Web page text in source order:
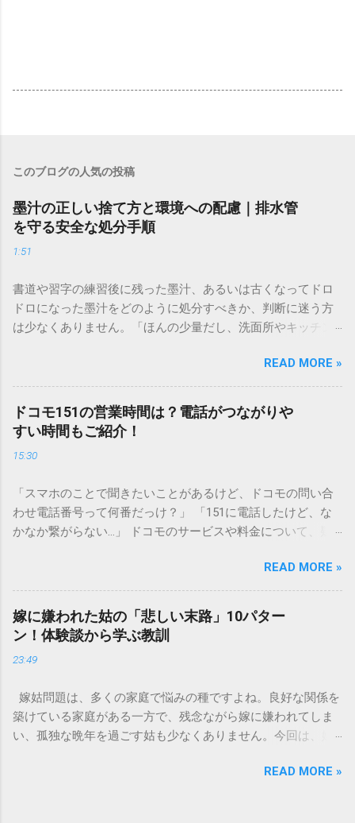
このブログの人気の投稿
墨汁の正しい捨て方と環境への配慮｜排水管
を守る安全な処分手順
1:51
書道や習字の練習後に残った墨汁、あるいは古くなってドロ
ドロになった墨汁をどのように処分すべきか、判断に迷う方
は少なくありません。「ほんの少量だし、洗面所やキッチン
と、実は予期せぬトラブルを招く原因となります。 墨汁は、
一般的な生活排水とは性質が大きく異なります。そのまま排
水口へ流すことは環境負荷だけでなく、ご自宅の排水設備を
傷める可能性も高いため、非常に危険です。この記事では、
墨汁を安全かつ環境に優しい方法で処分するための手順と、
容器を適切に分別する方法を徹底解説します。 墨汁を「排水
す）」と「膠（にかわ）」、そして水です。これらは非常に
微細かつ独特の粘性を持っているため、下水処理や配管維持
の観点から以下の問題が発生します。 1. 環境への深刻な負荷
施設であっても、これらの微粒子を完全に分解・除去するこ
とは容易ではありません。大量に流し続けると河川や海まで
到達し、水質の濁りや生態系へ悪影響を及ぼすリスクがあり
ます。 2. 排水管の詰まりと劣化 墨汁の粘度を保っている「膠
め、深刻な詰まりを引き起こします。特に築年数が経過した
住宅では配管トラブルが起きやすく、修理費用が高額になる
ケースも珍しくありません。 3. 頑固なシミと汚れの沈着 陶器
やホーロー製のシンクに墨汁が付着すると、細かい粒子が素
材の隙間に入り込み、取れない黒ずみとなります。一度素材
READ MORE »
ドコモ151の営業時間は？電話がつながりや
すい時間もご紹介！
15:30
「スマホのことで聞きたいことがあるけど、ドコモの問い合
わせ電話番号って何番だっけ？」 「151に電話したけど、な
かなか繋がらない…」 ドコモのサービスや料金について、疑
ンフォメーションセンター」の専用電話番号「151」ですよ
ね。 でも、「 ドコモ151は何時まで 営業しているの？」「
151は何時から 受付可能なの？」と営業時間がわからず、な
かなか電話ができない方もいるかもしれません。 この記事で
は、ドコモ151の営業時間や、電話が繋がりやすい時間帯、さ
らには電話がつながらない時の対処法をわかりやすく解説し
言うと、ドコモのインフォメーションセンター「151」の受付
時間は、 午前9時から午後8時まで です。 年中無休で、土日
祝日も営業しています。「 151 営業時間 」を気にする際、ま
って連絡することができますね。 この時間内であれば、ドコ
READ MORE »
嫁に嫌われた姑の「悲しい末路」10パター
ン！体験談から学ぶ教訓
23:49
嫁姑問題は、多くの家庭で悩みの種ですよね。良好な関係を
築けている家庭がある一方で、残念ながら嫁に嫌われてしま
い、孤独な晩年を過ごす姑も少なくありません。今回は、嫁
を10パターンご紹介します。実体験に基づいたエピソードも
READ MORE »